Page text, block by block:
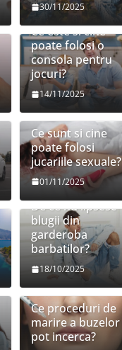
30/11/2025
Ce este si cine
poate folosi o
consola pentru
jocuri?
14/11/2025
Ce sunt si cine
poate folosi
jucariile sexuale?
01/11/2025
De ce nu lipsesc
blugii din
garderoba
barbatilor?
18/10/2025
Ce proceduri de
marire a buzelor
pot incerca?